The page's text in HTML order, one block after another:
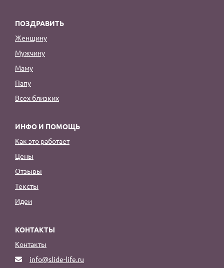
ПОЗДРАВИТЬ
Женщину
Мужчину
Маму
Папу
Всех близких
ИНФО И ПОМОЩЬ
Как это работает
Цены
Отзывы
Тексты
Идеи
КОНТАКТЫ
Контакты
info@slide-life.ru